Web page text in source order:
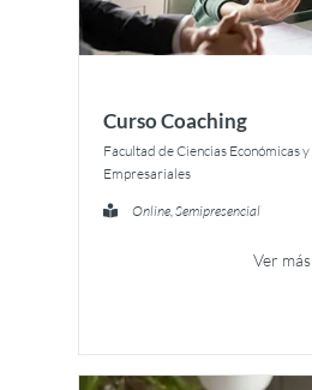
Curso Coaching
Facultad de Ciencias Económicas y
Empresariales
Online, Semipresencial
Ver más